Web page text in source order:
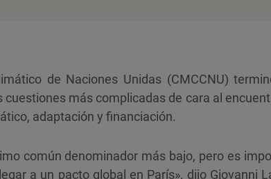
de Naciones Unidas (CMCCNU)
más complicadas de cara al
adaptación y financiación.
común denominador más bajo, pero es
a un pacto global en París», dijo Giovanni